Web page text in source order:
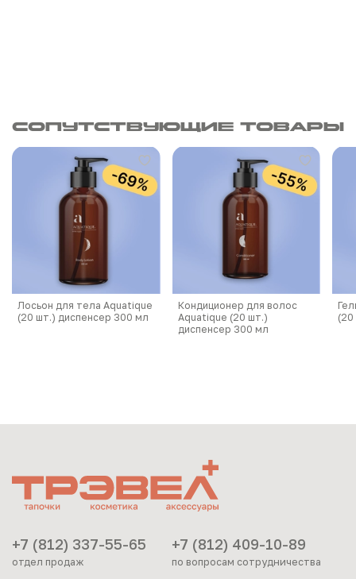
Сопутствующие товары
Лосьон для тела Aquatique
(20 шт.) диспенсер 300 мл
Кондиционер для волос
Aquatique (20 шт.)
диспенсер 300 мл
+7 (812) 337-55-65
отдел продаж
+7 (812) 409-10-89
по вопросам сотрудничества